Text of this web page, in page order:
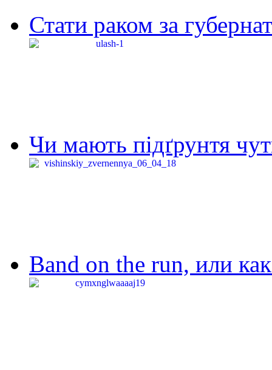
Стати раком за
Чи мають підґрунтя
Band on the run, или